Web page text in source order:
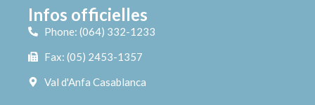
Infos officielles
Phone: (064) 332-1233
Fax: (05) 2453-1357
Val d'Anfa Casablanca